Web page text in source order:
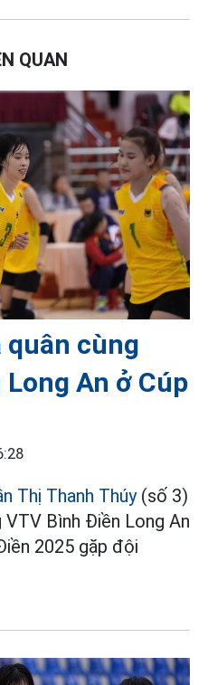
QUAN
quân cùng
An ở Cúp
Thị Thanh Thúy(số 3)
Bình Điền Long An
2025 gặp đội